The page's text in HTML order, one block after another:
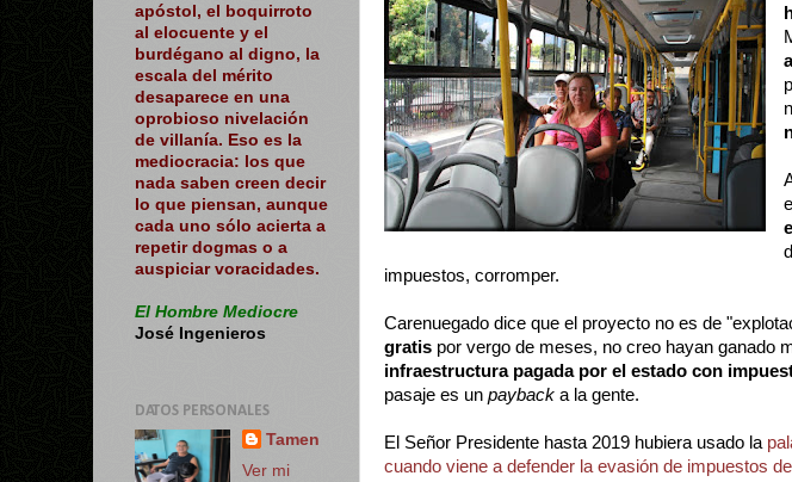
impuestos, corromper.
Carenuegado dice que el proyecto no es de
gratis por vergo de meses, no creo hayan ganado
infraestructura pagada por el estado con
pasaje es un payback a la gente.
El Señor Presidente hasta 2019 hubiera usado la
cuando viene a defender la evasión de impuestos
apóstol, el boquirroto
al elocuente y el
burdégano al digno, la
escala del mérito
desaparece en una
oprobioso nivelación
de villanía. Eso es la
mediocracia: los que
nada saben creen decir
lo que piensan, aunque
cada uno sólo acierta a
repetir dogmas o a
auspiciar voracidades.
El Hombre Mediocre
José Ingenieros
DATOS PERSONALES
Tamen
Ver mi